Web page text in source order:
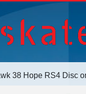
38 Hope RS4 Disc